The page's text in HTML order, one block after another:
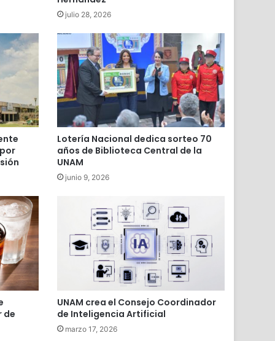
julio 28, 2026
Lotería Nacional dedica sorteo 70
años de Biblioteca Central de la
UNAM
junio 9, 2026
de
UNAM crea el Consejo Coordinador
de Inteligencia Artificial
marzo 17, 2026